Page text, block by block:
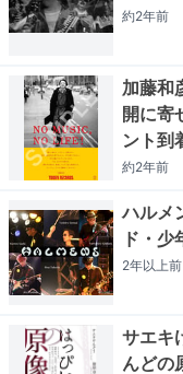
約2年前
加藤和
開に寄
ント到
約2年前
ハルメ
ド・
2年以上前
サエキ
んどの